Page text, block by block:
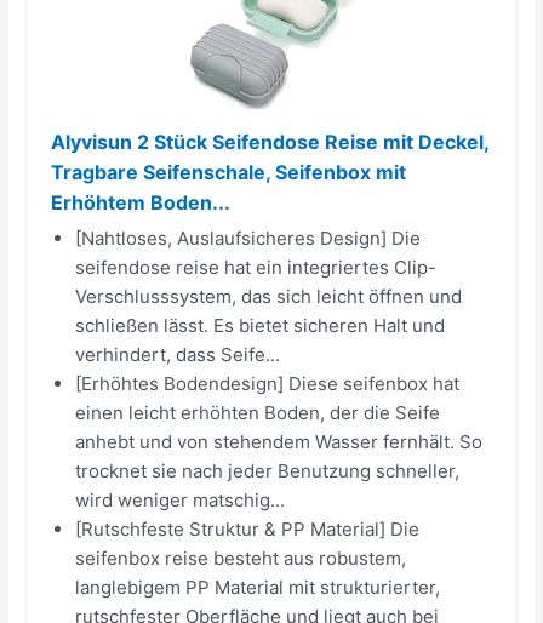
Alyvisun 2 Stück Seifendose Reise mit Deckel,
Tragbare Seifenschale, Seifenbox mit
Erhöhtem Boden...
[Nahtloses, Auslaufsicheres Design] Die
seifendose reise hat ein integriertes Clip-
Verschlusssystem, das sich leicht öffnen und
schließen lässt. Es bietet sicheren Halt und
verhindert, dass Seife...
[Erhöhtes Bodendesign] Diese seifenbox hat
einen leicht erhöhten Boden, der die Seife
anhebt und von stehendem Wasser fernhält. So
trocknet sie nach jeder Benutzung schneller,
wird weniger matschig...
[Rutschfeste Struktur & PP Material] Die
seifenbox reise besteht aus robustem,
langlebigem PP Material mit strukturierter,
rutschfester Oberfläche und liegt auch bei